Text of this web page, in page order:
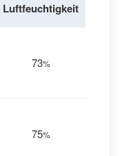
Luftfeuchtigkeit
73%
75%